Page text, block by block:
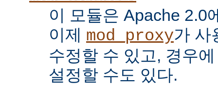
이 모듈은 Apache 2.0
이제 mod_proxy가 사
수정할 수 있고, 경우
설정할 수도 있다.